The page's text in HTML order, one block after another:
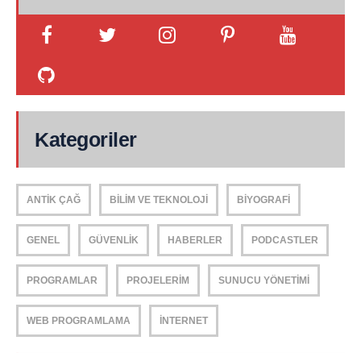
Kategoriler
ANTIK ÇAĞ BILIM VE TEKNOLOJI BIYOGRAFI
GENEL GÜVENLIK HABERLER PODCASTLER
PROGRAMLAR PROJELERIM SUNUCU YÖNETIMI
WEB PROGRAMLAMA İNTERNET